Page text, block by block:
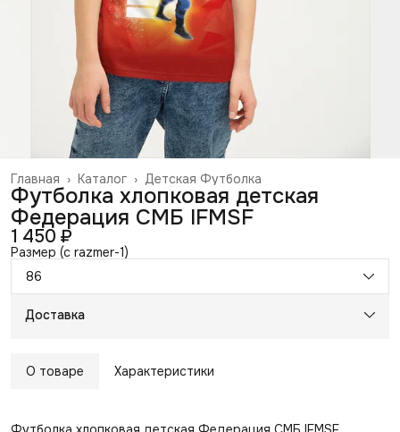
Детская Футболка
Каталог ›
Главная ›
Футболка хлопковая детская
Федерация СМБ IFMSF
1 450 ₽
Размер (c razmer-1)
86
Доставка
О товаре Характеристики